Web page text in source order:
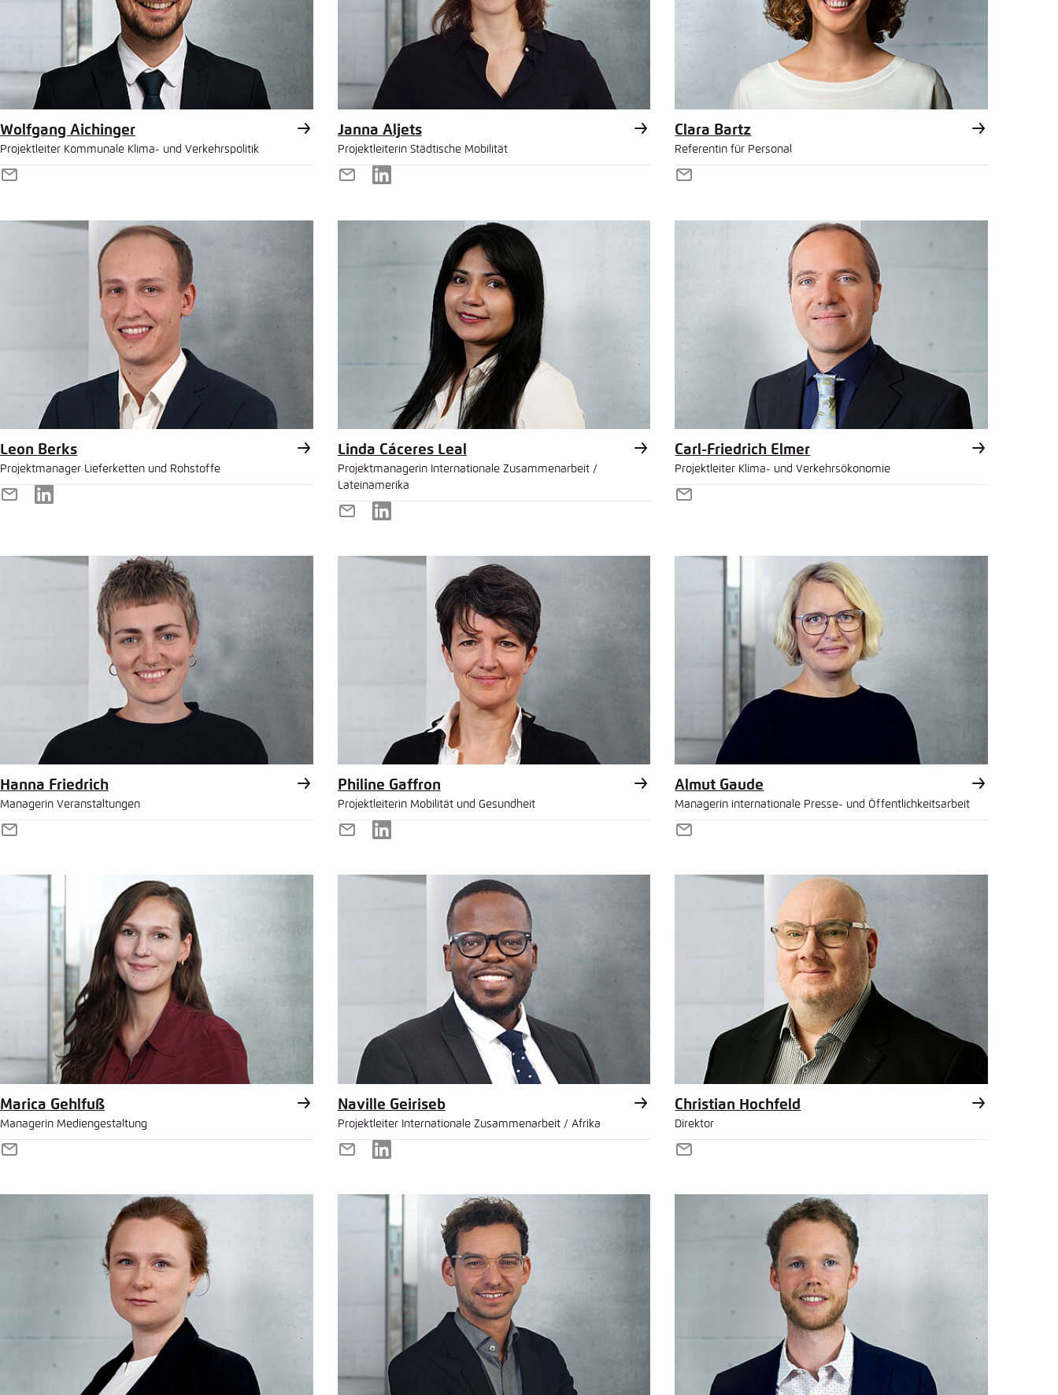
In die Zwischenablage
E-Mail
Wolfgang Aichinger
Projektleiter Kommunale Klima- und Verkehrspolitik
E-
Janna Aljets
Projektleiterin Städtische Mobilität
E-
LinkedIn
Clara Bartz
Referentin für Personal
E-
Leon Berks
Projektmanager Lieferketten und Rohstoffe
E-
LinkedIn
Linda Cáceres Leal
Projektmanagerin Internationale Zusammenarbeit /
Lateinamerika
E-
LinkedIn
Carl-Friedrich Elmer
Projektleiter Klima- und Verkehrsökonomie
E-
Hanna Friedrich
Managerin Veranstaltungen
E-
Philine Gaffron
Projektleiterin Mobilität und Gesundheit
E-
LinkedIn
Almut Gaude
Managerin internationale Presse- und Öffentlichkeitsarbeit
E-
Marica Gehlfuß
Managerin Mediengestaltung
E-
Naville Geiriseb
Projektleiter Internationale Zusammenarbeit / Afrika
E-
LinkedIn
Christian Hochfeld
Direktor
E-
Noch kein Benutzerkonto?
Einstellung für diese Webseite im Browser speichern Übernehmen